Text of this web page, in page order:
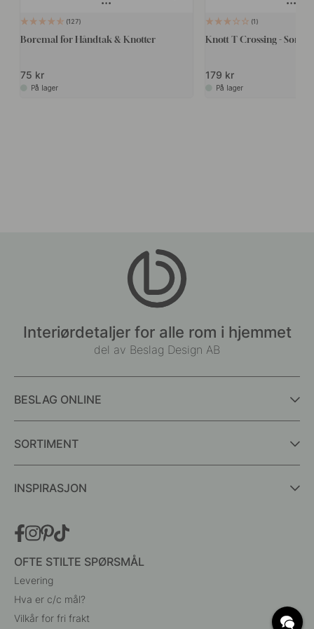
127
Boremal for Håndtak & Knotter
75 kr
På lager
1
Knott T Crossing - Sort/
179 kr
På lager
Interiørdetaljer for alle rom i hjemmet
del av Beslag Design AB
BESLAG ONLINE
SORTIMENT
INSPIRASJON
OFTE STILTE SPØRSMÅL
Levering
Hva er c/c mål?
Vilkår for fri frakt